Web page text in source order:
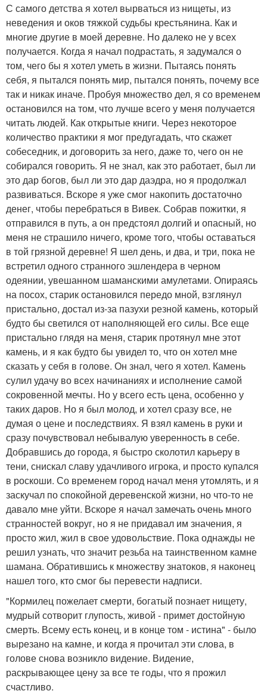
С самого детства я хотел вырваться из нищеты, из
неведения и оков тяжкой судьбы крестьянина. Как и
многие другие в моей деревне. Но далеко не у всех
получается. Когда я начал подрастать, я задумался о
том, чего бы я хотел уметь в жизни. Пытаясь понять
себя, я пытался понять мир, пытался понять, почему все
так и никак иначе. Пробуя множество дел, я со временем
остановился на том, что лучше всего у меня получается
читать людей. Как открытые книги. Через некоторое
количество практики я мог предугадать, что скажет
собеседник, и договорить за него, даже то, чего он не
собирался говорить. Я не знал, как это работает, был ли
это дар богов, был ли это дар даэдра, но я продолжал
развиваться. Вскоре я уже смог накопить достаточно
денег, чтобы перебраться в Вивек. Собрав пожитки, я
отправился в путь, а он предстоял долгий и опасный, но
меня не страшило ничего, кроме того, чтобы оставаться
в той грязной деревне! Я шел день, и два, и три, пока не
встретил одного странного эшлендера в черном
одеянии, увешанном шаманскими амулетами. Опираясь
на посох, старик остановился передо мной, взглянул
пристально, достал из-за пазухи резной камень, который
будто бы светился от наполняющей его силы. Все еще
пристально глядя на меня, старик протянул мне этот
камень, и я как будто бы увидел то, что он хотел мне
сказать у себя в голове. Он знал, чего я хотел. Камень
сулил удачу во всех начинаниях и исполнение самой
сокровенной мечты. Но у всего есть цена, особенно у
таких даров. Но я был молод, и хотел сразу все, не
думая о цене и последствиях. Я взял камень в руки и
сразу почувствовал небывалую уверенность в себе.
Добравшись до города, я быстро сколотил карьеру в
тени, снискал славу удачливого игрока, и просто купался
в роскоши. Со временем город начал меня утомлять, и я
заскучал по спокойной деревенской жизни, но что-то не
давало мне уйти. Вскоре я начал замечать очень много
странностей вокруг, но я не придавал им значения, я
просто жил, жил в свое удовольствие. Пока однажды не
решил узнать, что значит резьба на таинственном камне
шамана. Обратившись к множеству знатоков, я наконец
нашел того, кто смог бы перевести надписи.
"Кормилец пожелает смерти, богатый познает нищету,
мудрый сотворит глупость, живой - примет достойную
смерть. Всему есть конец, и в конце том - истина" - было
вырезано на камне, и когда я прочитал эти слова, в
голове снова возникло видение. Видение,
раскрывающее цену за все те годы, что я прожил
счастливо.